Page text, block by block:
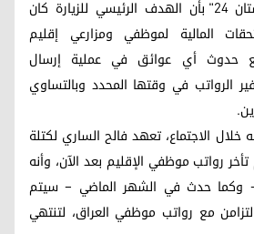
وأفاد مراسل "كوردستان 24" بأن الهدف الرئيسي للزيارة كان
المالية لموظفي ومزارعي إقليم
حدوث أي عوائق في عملية إرسال
الرواتب في وقتها المحدد وبالتساوي
الاجتماع، تعهد فالح الساري لكتلة
رواتب موظفي الإقليم بعد الآن، وأنه
– وكما حدث في الشهر الماضي – سيتم
مع رواتب موظفي العراق، لتنتهي